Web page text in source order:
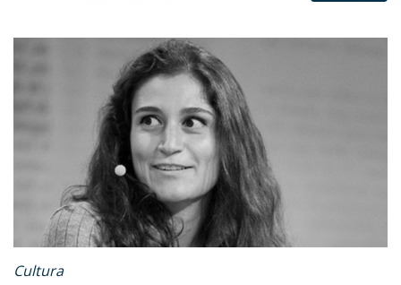
Cultura